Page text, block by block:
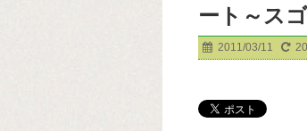
ート～ス
2011/03/11